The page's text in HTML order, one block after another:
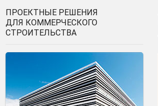
ПРОЕКТНЫЕ РЕШЕНИЯ
ДЛЯ КОММЕРЧЕСКОГО
СТРОИТЕЛЬСТВА